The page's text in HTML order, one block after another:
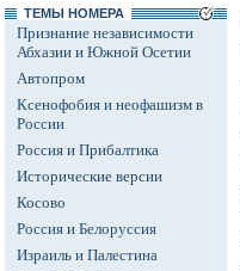
ТЕМЫ НОМЕРА
Признание независимости
Абхазии и Южной Осетии
Автопром
Ксенофобия и неофашизм в
России
Россия и Прибалтика
Исторические версии
Косово
Россия и Белоруссия
Израиль и Палестина